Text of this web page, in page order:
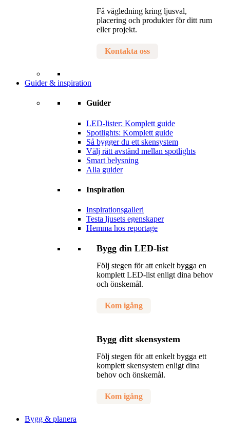
Få vägledning kring ljusval,
placering och produkter för ditt rum
eller projekt.
Kontakta oss
Guider & inspiration
Guider
LED-lister: Komplett guide
Spotlights: Komplett guide
Så bygger du ett skensystem
Välj rätt avstånd mellan spotlights
Smart belysning
Alla guider
Inspiration
Inspirationsgalleri
Testa ljusets egenskaper
Hemma hos reportage
Bygg din LED-list
Följ stegen för att enkelt bygga en
komplett LED-list enligt dina behov
och önskemål.
Kom igång
Bygg ditt skensystem
Följ stegen för att enkelt bygga ett
komplett skensystem enligt dina
behov och önskemål.
Kom igång
Bygg & planera